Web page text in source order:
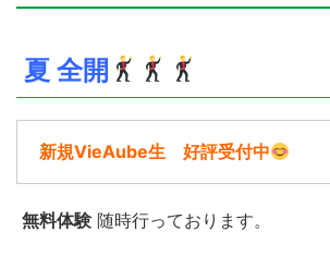
夏 全開
新規VieAube生 好評受付中
無料体験 随時行っております。